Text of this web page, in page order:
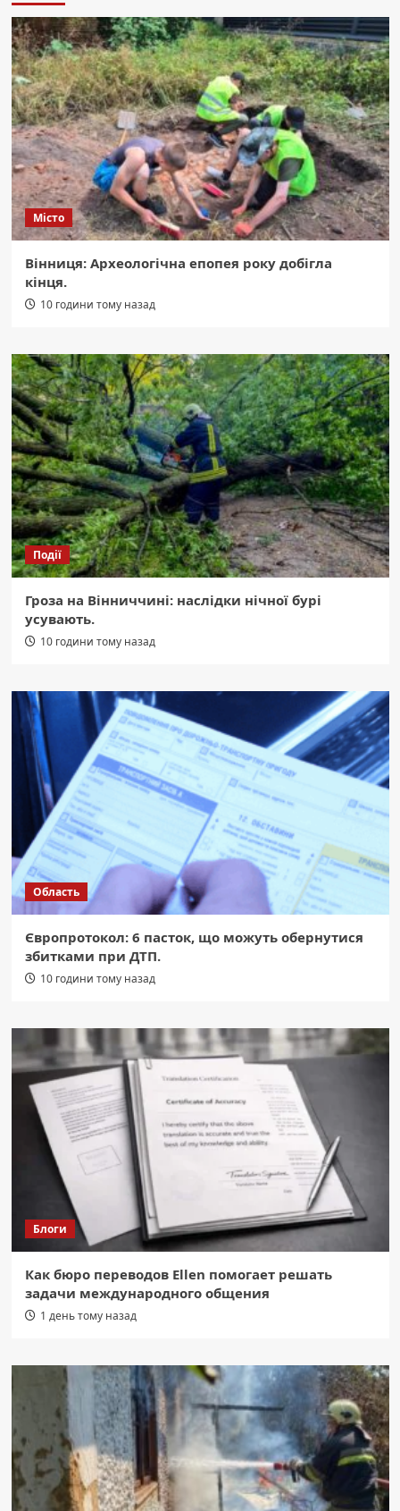
Місто
Вінниця: Археологічна епопея року добігла
кінця.
10 години тому назад
Події
Гроза на Вінниччині: наслідки нічної бурі
усувають.
10 години тому назад
Область
Європротокол: 6 пасток, що можуть обернутися
збитками при ДТП.
10 години тому назад
Блоги
Как бюро переводов Ellen помогает решать
задачи международного общения
1 день тому назад